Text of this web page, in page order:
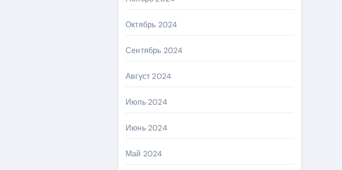
Октябрь 2024
Сентябрь 2024
Август 2024
Июль 2024
Июнь 2024
Май 2024